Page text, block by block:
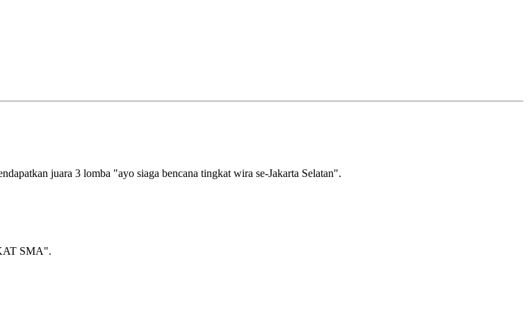
juara 3 lomba "ayo siaga bencana tingkat wira se-Jakarta Selatan".
SMA".